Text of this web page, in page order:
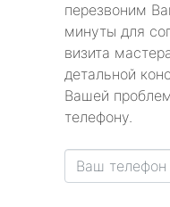
перезвоним
минуты для
визита
детальной
Вашей
телефону.